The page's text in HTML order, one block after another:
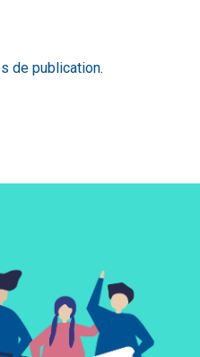
de publication.